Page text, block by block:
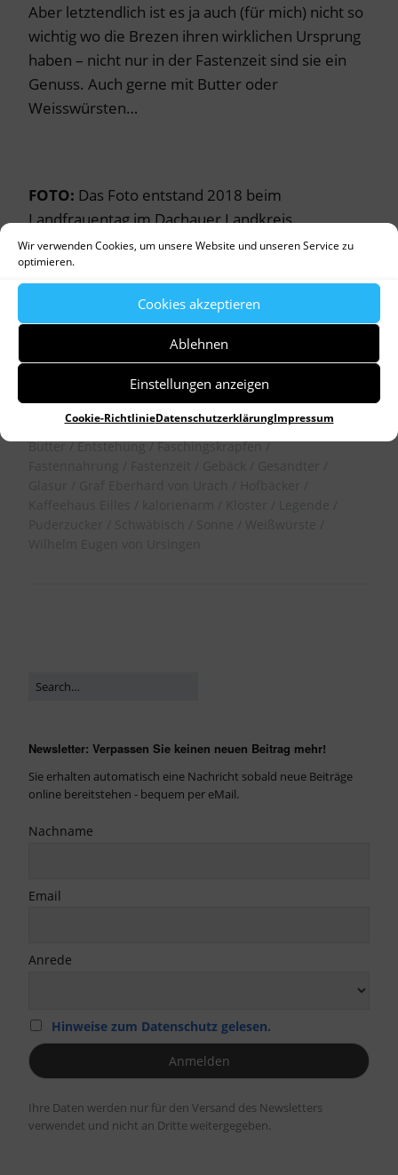
Wir verwenden Cookies, um unsere Website und unseren Service zu
optimieren.
Cookies akzeptieren
Ablehnen
Einstellungen anzeigen
Cookie-RichtlinieDatenschutzerklärungImpressum
Aber letztendlich ist es ja auch (für mich) nicht so
wichtig wo die Brezen ihren wirklichen Ursprung
haben – nicht nur in der Fastenzeit sind sie ein
Genuss. Auch gerne mit Butter oder
Weisswürsten…
FOTO: Das Foto entstand 2018 beim
Landfrauentag im Dachauer Landkreis.
Dr. Birgitta Unger-Richter
bayrisch
bracchium Breze Brezel
Brez´n
Butter
Entstehung
Faschingskrapfen
Newsletter: Verpassen Sie keinen neuen Beitrag mehr!
Sie erhalten automatisch eine Nachricht sobald neue Beiträge
online bereitstehen - bequem per eMail.
Nachname
Email
Anrede
Hinweise zum Datenschutz gelesen.
Ihre Daten werden nur für den Versand des Newsletters
verwendet und nicht an Dritte weitergegeben.